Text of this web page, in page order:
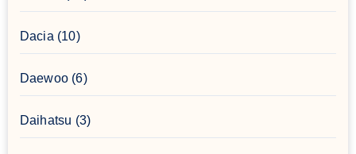
Dacia (10)
Daewoo(6)
Daihatsu (3)